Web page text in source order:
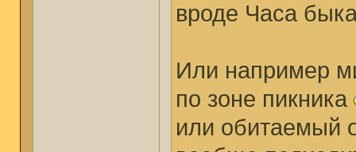
вроде Часа
Или например
по зоне пикника
или обитаемый